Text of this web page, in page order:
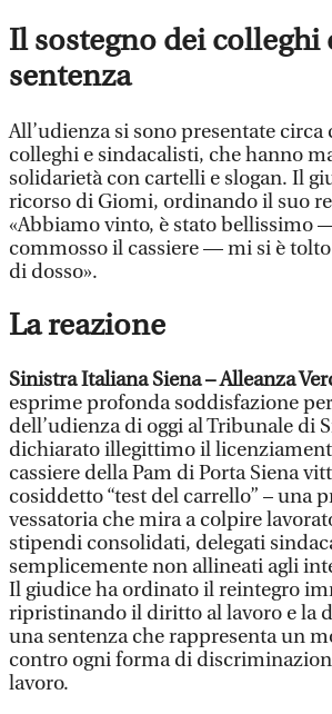
Il sostegno dei colleghi
sentenza
All’udienza si sono presentate circa
colleghi e sindacalisti, che hanno
solidarietà con cartelli e slogan. Il
ricorso di Giomi, ordinando il suo
«Abbiamo vinto, è stato bellissimo
commosso il cassiere — mi si è
di dosso».
La reazione
Sinistra Italiana Siena – Alleanza
esprime profonda soddisfazione
dell’udienza di oggi al Tribunale di
dichiarato illegittimo il
cassiere della Pam di Porta Siena
cosiddetto “test del carrello” – una
vessatoria che mira a colpire
stipendi consolidati, delegati
semplicemente non allineati agli
Il giudice ha ordinato il reintegro
ripristinando il diritto al lavoro e la
una sentenza che rappresenta un
contro ogni forma di
lavoro.